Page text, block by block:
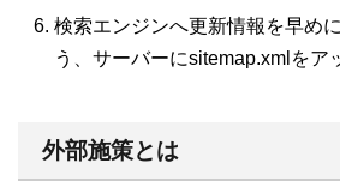
検索エンジンへ更新情報を早め
う、サーバーにsitemap.xmlをア
外部施策とは